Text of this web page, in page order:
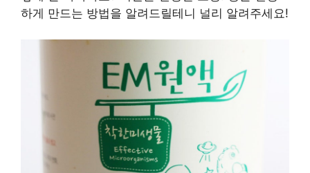
하게 만드는 방법을 알려드릴테니 널리 알려주세요!